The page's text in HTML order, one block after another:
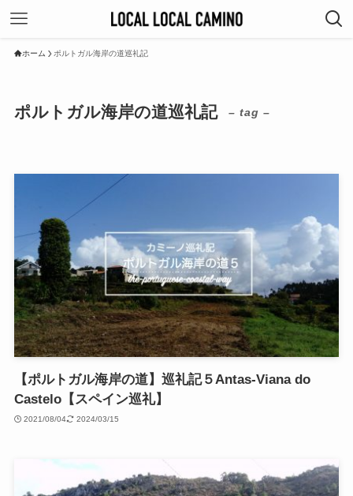
ホーム ポルトガル海岸の道巡礼記
ポルトガル海岸の道巡礼記 – tag –
【ポルトガル海岸の道】巡礼記５Antas-Viana do
Castelo【スペイン巡礼】
2021/08/04 2024/03/15